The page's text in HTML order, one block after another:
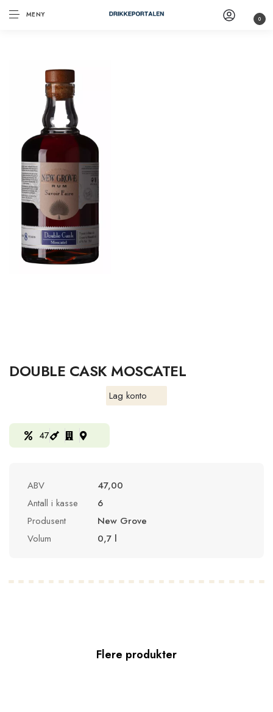
MENY 0
DOUBLE CASK MOSCATEL
Lag konto
47
ABV
47,00
Antall i kasse
6
Produsent
New Grove
Volum
0,7 l
Flere produkter